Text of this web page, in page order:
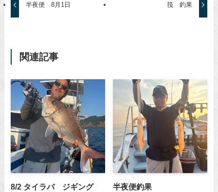
半夜便 8月1日 筏 釣果
関連記事
8/2 タイラバ ジギング 半夜便釣果